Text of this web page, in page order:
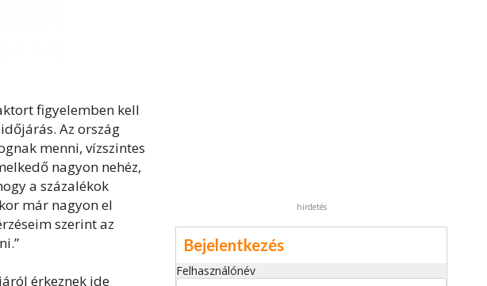
figyelemben kell
Az ország
menni, vízszintes
nagyon nehéz,
a százalékok
már nagyon el
szerint az
érkeznek ide
hirdetés
Bejelentkezés
Felhasználónév